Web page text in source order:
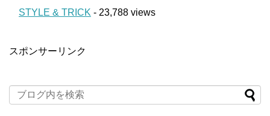
STYLE & TRICK - 23,788 views
スポンサーリンク